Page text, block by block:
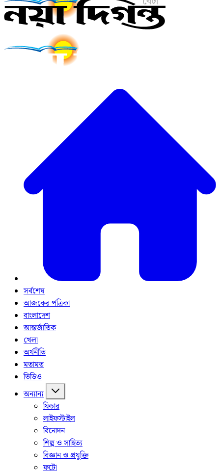
সর্বশেষ
আজকের পত্রিকা
বাংলাদেশ
আন্তর্জাতিক
খেলা
অর্থনীতি
মতামত
ভিডিও
অন্যান্য
ফিচার
লাইফস্টাইল
বিনোদন
শিল্প ও সাহিত্য
বিজ্ঞান ও প্রযুক্তি
ফটো